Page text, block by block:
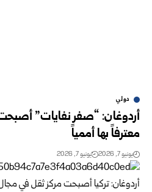
دولي
أردوغان: “صفر نفايات” أصبحت
معترفاً بها أممياً
يونيو 7, 2026 يونيو 7, 2026